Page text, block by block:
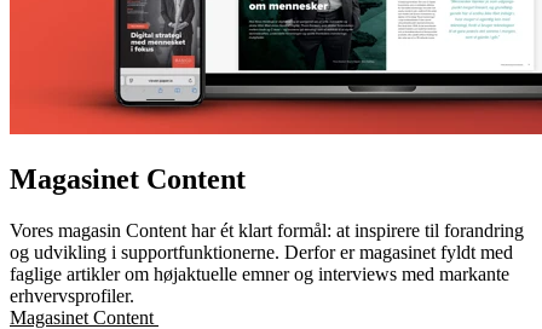
Magasinet Content
Vores magasin Content har ét klart formål: at inspirere til forandring
og udvikling i supportfunktionerne. Derfor er magasinet fyldt med
faglige artikler om højaktuelle emner og interviews med markante
erhvervsprofiler.
Magasinet Content